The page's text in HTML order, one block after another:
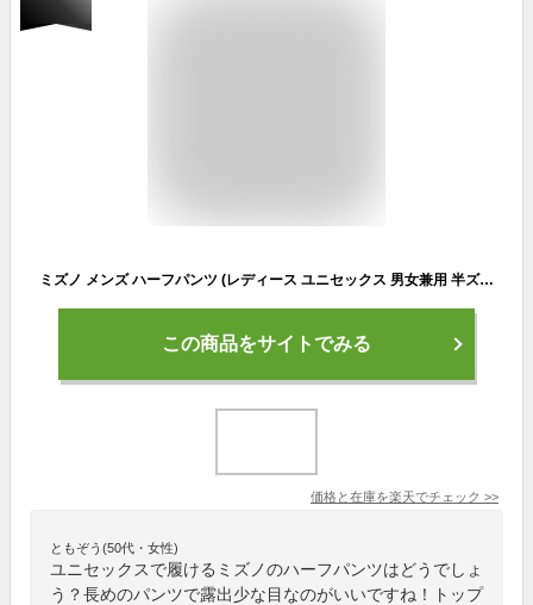
ミズノ メンズ ハーフパンツ (レディース ユニセックス 男女兼用 半ズボン ボトムス 運動 スポーツウェア トレーニングウェア ウォームアップ mizuno) 32JDA130
この商品をサイトでみる
価格と在庫を楽天でチェック >>
ともぞう(50代・女性)
ユニセックスで履けるミズノのハーフパンツはどうでしょ
う？長めのパンツで露出少な目なのがいいですね！トップ